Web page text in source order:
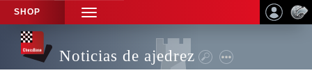
SHOP
TOGGLE
NAVIGATION
Noticias de ajedrez